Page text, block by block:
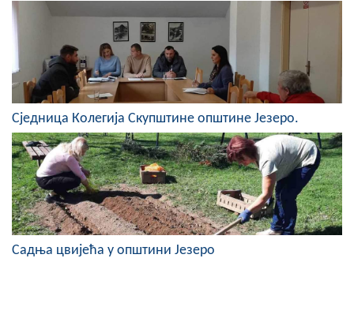
Сједница Колегија Скупштине општине Језеро.
Садња цвијећа у општини Језеро